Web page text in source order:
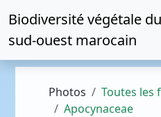
Biodiversité végétale du
sud-ouest marocain
Photos
Toutes les
Apocynaceae